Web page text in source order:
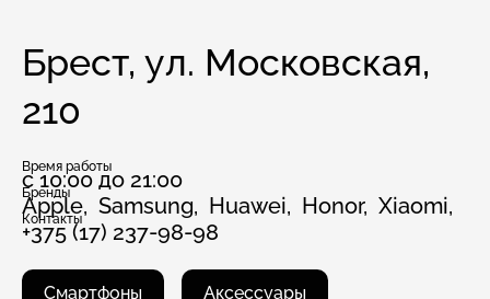
Брест, ул. Московская,
210
Время работы
с 10:00 до 21:00
Бренды
Apple, Samsung, Huawei, Honor, Xiaomi,
Контакты
+375 (17) 237-98-98
Смартфоны Аксессуары